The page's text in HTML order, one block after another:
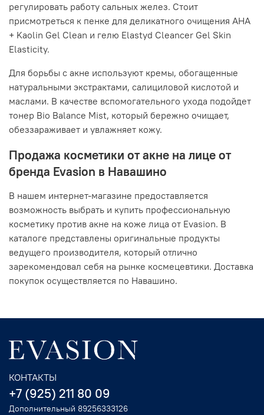
регулировать работу сальных желез. Стоит
присмотреться к пенке для деликатного очищения AHA
+ Kaolin Gel Clean и гелю Elastyd Cleancer Gel Skin
Elasticity.
Для борьбы с акне используют кремы, обогащенные
натуральными экстрактами, салициловой кислотой и
маслами. В качестве вспомогательного ухода подойдет
тонер Bio Balance Mist, который бережно очищает,
обеззараживает и увлажняет кожу.
Продажа косметики от акне на лице от
бренда Evasion в Навашино
В нашем интернет-магазине предоставляется
возможность выбрать и купить профессиональную
косметику против акне на коже лица от Evasion. В
каталоге представлены оригинальные продукты
ведущего производителя, который отлично
зарекомендовал себя на рынке космецевтики. Доставка
покупок осуществляется по Навашино.
КОНТАКТЫ
+7 (925) 211 80 09
Дополнительный 89256333126